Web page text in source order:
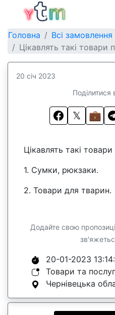
Головна
Всі замовлення
Цікавлять такі товари
20 січ 2023
𝕏 💼
Цікавлять такі
1. Сумки, рюкзаки.
2. Товари для тварин.
Додайте свою
20-01-2023
Товари та
Чернівецька